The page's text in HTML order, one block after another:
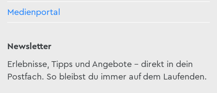
Medienportal
Newsletter
Erlebnisse, Tipps und Angebote – direkt in dein
Postfach. So bleibst du immer auf dem Laufenden.